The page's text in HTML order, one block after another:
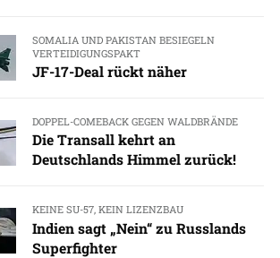
SOMALIA UND PAKISTAN BESIEGELN
VERTEIDIGUNGSPAKT
JF-17-Deal rückt näher
DOPPEL-COMEBACK GEGEN WALDBRÄNDE
Die Transall kehrt an
Deutschlands Himmel zurück!
KEINE SU-57, KEIN LIZENZBAU
Indien sagt „Nein“ zu Russlands
Superfighter